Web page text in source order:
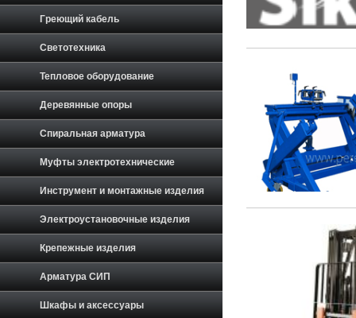
Греющий кабель
Светотехника
Тепловое оборудование
Деревянные опоры
Спиральная арматура
Муфты электротехнические
Инструмент и монтажные изделия
Электроустановочные изделия
Крепежные изделия
Арматура СИП
Шкафы и аксессуары